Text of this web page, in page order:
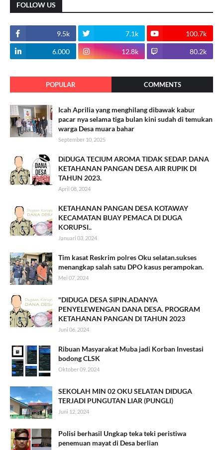
FOLLOW US
9.5k 7.1k 100.7k
6.000 12.8k 80.2k
POPULAR COMMENTS
Icah Aprilia yang menghilang dibawak kabur
pacar nya selama tiga bulan kini sudah di temukan
warga Desa muara bahar
September 10, 2025
DiDUGA TECIUM AROMA TIDAK SEDAP. DANA
KETAHANAN PANGAN DESA AIR RUPIK DI
TAHUN 2023.
April 08, 2024
KETAHANAN PANGAN DESA KOTAWAY
KECAMATAN BUAY PEMACA DI DUGA
KORUPSI..
Januari 03, 2024
Tim kasat Reskrim polres Oku selatan.sukses
menangkap salah satu DPO kasus perampokan.
Mei 07, 2024
"DIDUGA DESA SIPIN.ADANYA
PENYELEWENGAN DANA DESA. PROGRAM
KETAHANAN PANGAN DI TAHUN 2023
Juni 06, 2024
Ribuan Masyarakat Muba jadi Korban Investasi
bodong CLSK
Oktober 09, 2024
SEKOLAH MIN 02 OKU SELATAN DIDUGA
TERJADI PUNGUTAN LIAR (PUNGLI)
Juni 12, 2024
Polisi berhasil Ungkap teka teki peristiwa
penemuan mayat di Desa berlian